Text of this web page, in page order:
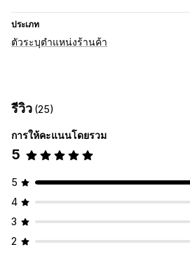
ประเภท
ตัวระบุตำแหน่งร้านค้า
การสร้างแบรนด์ที่กำหนดเอง
รูปภาพ
ช่องที่กำหนดเอง
การเปลี่ยนรูปแบบตามการแสดงผลบนมือถือ
การเติมข้อความอัตโนมัติ
รีวิว (25)
การให้คะแนนโดยรวม
5
5
4
3
2